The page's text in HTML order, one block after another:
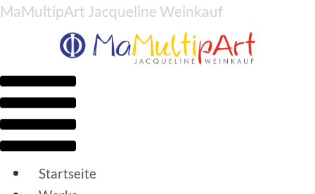
MaMultipArt Jacqueline Weinkauf
Menü
Startseite